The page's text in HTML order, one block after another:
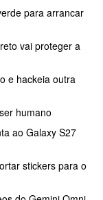
para arrancar
vai proteger a
e hackeia outra
humano
ao Galaxy S27
stickers para o